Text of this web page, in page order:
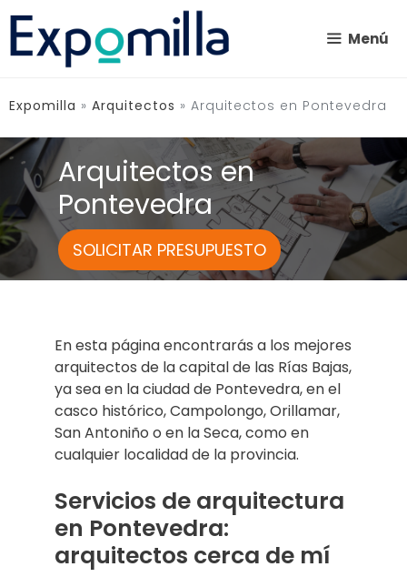
Saltar
contenido
Menú
Expomilla » Arquitectos » Arquitectos en Pontevedra
Arquitectos en
Pontevedra
SOLICITAR PRESUPUESTO
En esta página encontrarás a los mejores
arquitectos de la capital de las Rías Bajas,
ya sea en la ciudad de Pontevedra, en el
casco histórico, Campolongo, Orillamar,
San Antoniño o en la Seca, como en
cualquier localidad de la provincia.
Servicios de arquitectura
en Pontevedra:
arquitectos cerca de mí